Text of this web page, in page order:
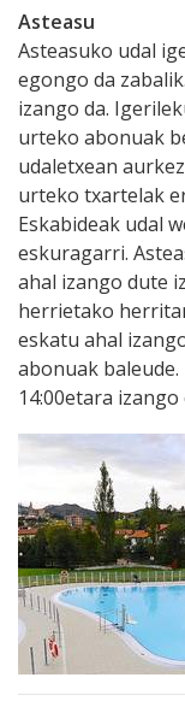
Asteasu
Asteasuko udal
egongo da
izango da.
urteko abonuak
udaletxean
urteko txartelak
Eskabideak udal
eskuragarri.
ahal izango dute
herrietako
eskatu ahal
abonuak
14:00etara izango